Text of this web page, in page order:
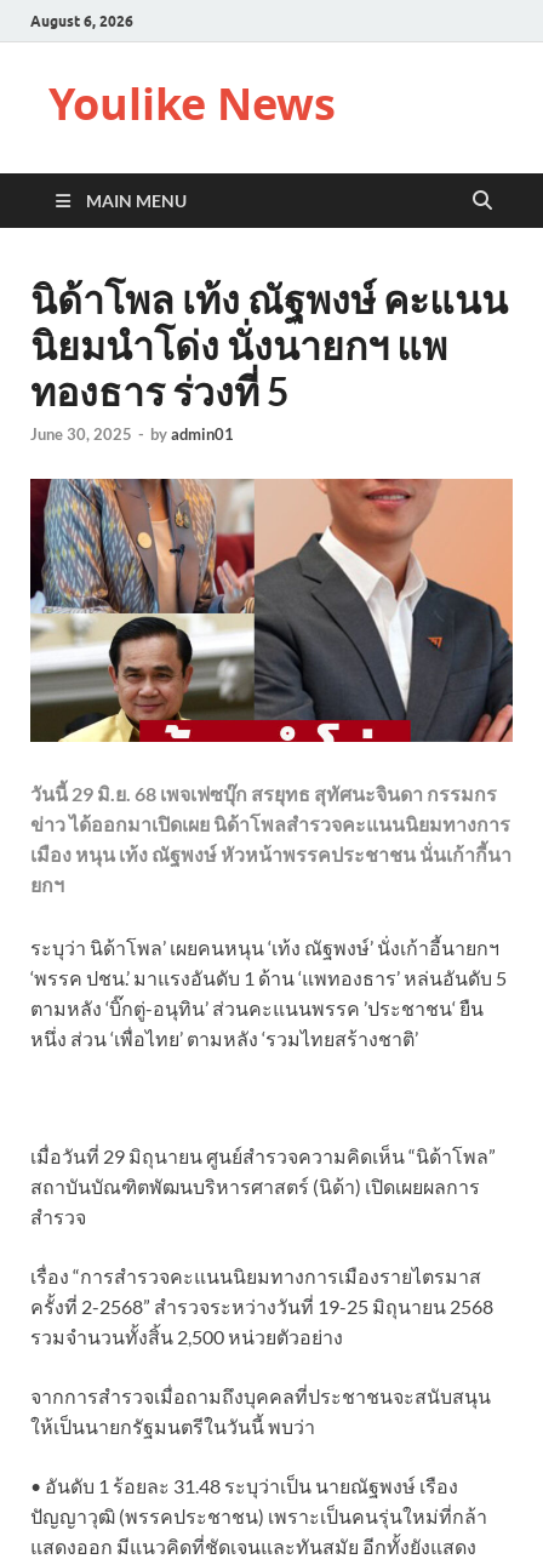
August 6, 2026
Youlike News
MAIN MENU
นิด้าโพล เท้ง ณัฐพงษ์ คะแนน
นิยมนำโด่ง นั่งนายกฯ แพ
ทองธาร ร่วงที่ 5
June 30, 2025 - byadmin01
วันนี้ 29 มิ.ย. 68 เพจเฟซบุ๊ก สรยุทธ สุทัศนะจินดา กรรมกร
ข่าว ได้ออกมาเปิดเผย นิด้าโพลสำรวจคะแนนนิยมทางการ
เมือง หนุน เท้ง ณัฐพงษ์ หัวหน้าพรรคประชาชน นั่นเก้ากี้นา
ยกฯ
ระบุว่า นิด้าโพล’ เผยคนหนุน ‘เท้ง ณัฐพงษ์’ นั่งเก้าอี้นายกฯ
‘พรรค ปชน.’ มาแรงอันดับ 1 ด้าน ‘แพทองธาร’ หล่นอันดับ 5
ตามหลัง ‘บิ๊กตู่-อนุทิน’ ส่วนคะแนนพรรค ’ประชาชน‘ ยืน
หนึ่ง ส่วน ‘เพื่อไทย’ ตามหลัง ‘รวมไทยสร้างชาติ’
เมื่อวันที่ 29 มิถุนายน ศูนย์สำรวจความคิดเห็น “นิด้าโพล”
สถาบันบัณฑิตพัฒนบริหารศาสตร์ (นิด้า) เปิดเผยผลการ
สำรวจ
เรื่อง “การสำรวจคะแนนนิยมทางการเมืองรายไตรมาส
ครั้งที่ 2-2568” สำรวจระหว่างวันที่ 19-25 มิถุนายน 2568
รวมจำนวนทั้งสิ้น 2,500 หน่วยตัวอย่าง
จากการสำรวจเมื่อถามถึงบุคคลที่ประชาชนจะสนับสนุน
ให้เป็นนายกรัฐมนตรีในวันนี้ พบว่า
• อันดับ 1 ร้อยละ 31.48 ระบุว่าเป็น นายณัฐพงษ์ เรือง
ปัญญาวุฒิ (พรรคประชาชน) เพราะเป็นคนรุ่นใหม่ที่กล้า
แสดงออก มีแนวคิดที่ชัดเจนและทันสมัย อีกทั้งยังแสดง